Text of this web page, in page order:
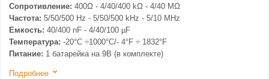
Сопротивление: 400Ω - 4/40/400 kΩ - 4/40 MΩ
Частота: 5/50/500 Hz - 5/50/500 kHz - 5/10 MHz
Емкость: 40/400 nF - 4/40/100 µF
Температура: -20°С ÷1000°С/- 4°F ÷ 1832°F
Питание: 1 батарейка на 9В (в комплекте)
Подробнее